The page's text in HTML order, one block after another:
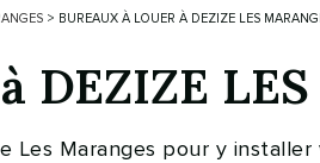
> BUREAUX À LOUER À DEZIZE LES
DEZIZE
Les Maranges pour y